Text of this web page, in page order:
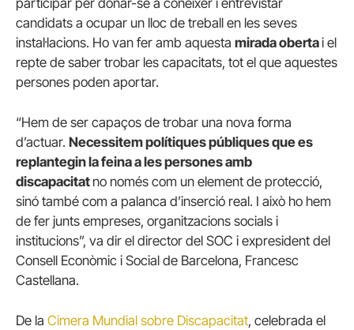
candidats a ocupar un lloc de treball en les seves
instal·lacions. Ho van fer amb aquesta mirada obertai el
repte de saber trobar les capacitats, tot el que aquestes
persones poden aportar.
“Hem de ser capaços de trobar una nova forma
d’actuar. Necessitem polítiques públiques que es
replantegin la feina a les persones amb
discapacitat no només com un element de protecció,
sinó també com a palanca d’inserció real. I això ho hem
de fer junts empreses, organitzacions socials i
institucions”, va dir el director del SOC i expresident del
Consell Econòmic i Social de Barcelona, Francesc
Castellana.
De la Cimera Mundial sobre Discapacitat, celebrada el